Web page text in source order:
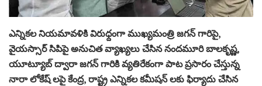
ఎన్నికల నియమావళికి విరుధ్దంగా ముఖ్యమంత్రి జగన్ గారిపై,
వైయస్సార్ సిపిపై అనుచిత వ్యాఖ్యలు చేసిన నందమూరి బాలకృష్ణ,
యూట్యూబ్ ద్వారా జగన్ గారికి వ్యతిరేకంగా పాట ప్రసారం చేస్తున్న
నారా లోకేష్ లపై కేంద్ర, రాష్ట్ర ఎన్నికల కమీషన్ లకు ఫిర్యాదు చేసిన